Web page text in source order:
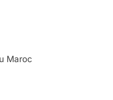
Maroc